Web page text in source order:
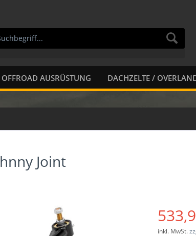
OFFROAD AUSRÜSTUNG DACHZELTE /
Joint
inkl. MwSt.